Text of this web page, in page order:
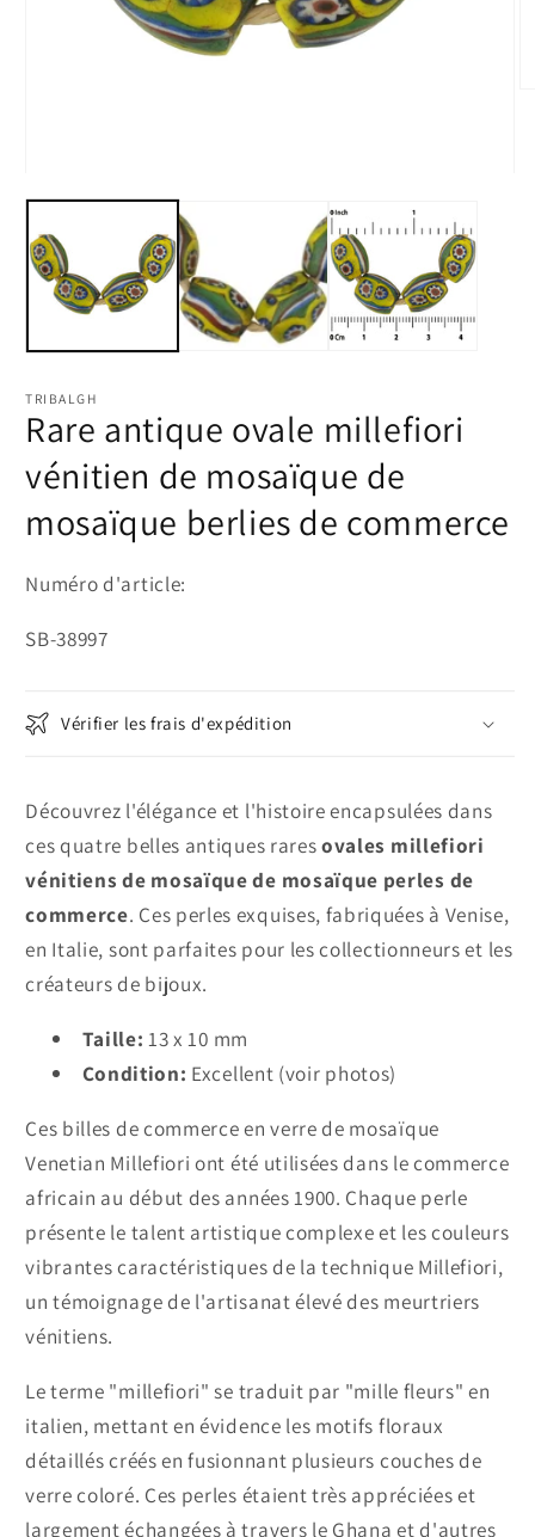
le
dans
une
fenêtre
modale
TRIBALGH
Rare antique ovale millefiori
vénitien de mosaïque de
mosaïque berlies de commerce
Numéro d'article:
SKU:
SB-38997
Vérifier les frais d'expédition
Découvrez l'élégance et l'histoire encapsulées dans
ces quatre belles antiques raresovales millefiori
vénitiens de mosaïque de mosaïque perles de
commerce. Ces perles exquises, fabriquées à Venise,
en Italie, sont parfaites pour les collectionneurs et les
créateurs de bijoux.
Taille: 13 x 10 mm
Condition: Excellent (voir photos)
Ces billes de commerce en verre de mosaïque
Venetian Millefiori ont été utilisées dans le commerce
africain au début des années 1900. Chaque perle
présente le talent artistique complexe et les couleurs
vibrantes caractéristiques de la technique Millefiori,
un témoignage de l'artisanat élevé des meurtriers
vénitiens.
Le terme "millefiori" se traduit par "mille fleurs" en
italien, mettant en évidence les motifs floraux
détaillés créés en fusionnant plusieurs couches de
verre coloré. Ces perles étaient très appréciées et
largement échangées à travers le Ghana et d'autres